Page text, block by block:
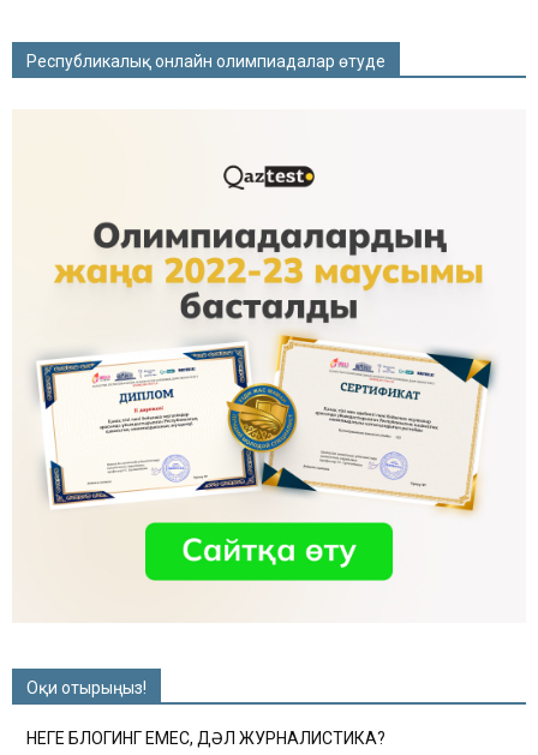
Республикалық онлайн олимпиадалар өтуде
Оқи отырыңыз!
НЕГЕ БЛОГИНГ ЕМЕС, ДӘЛ ЖУРНАЛИСТИКА?